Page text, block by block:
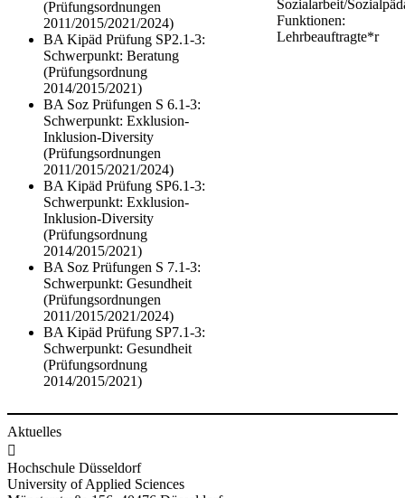
(Prüfungsordnungen
2011/2015/2021/2024)
BA Kipäd Prüfung SP2.1-3:
Schwerpunkt: Beratung
(Prüfungsordnung
2014/2015/2021)
BA Soz Prüfungen S 6.1-3:
Schwerpunkt: Exklusion-
Inklusion-Diversity
(Prüfungsordnungen
2011/2015/2021/2024)
BA Kipäd Prüfung SP6.1-3:
Schwerpunkt: Exklusion-
Inklusion-Diversity
(Prüfungsordnung
2014/2015/2021)
BA Soz Prüfungen S 7.1-3:
Schwerpunkt: Gesundheit
(Prüfungsordnungen
2011/2015/2021/2024)
BA Kipäd Prüfung SP7.1-3:
Schwerpunkt: Gesundheit
(Prüfungsordnung
2014/2015/2021)​
Sozialarbeit/
Funktionen:
Lehrbeauftragte*r
Aktuelles

Hochschule Düsseldorf
University of Applied Sciences